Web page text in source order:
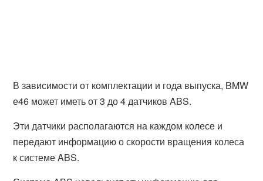
В зависимости от комплектации и года выпуска, BMW
е46 может иметь от 3 до 4 датчиков ABS.
Эти датчики располагаются на каждом колесе и
передают информацию о скорости вращения колеса
к системе ABS.